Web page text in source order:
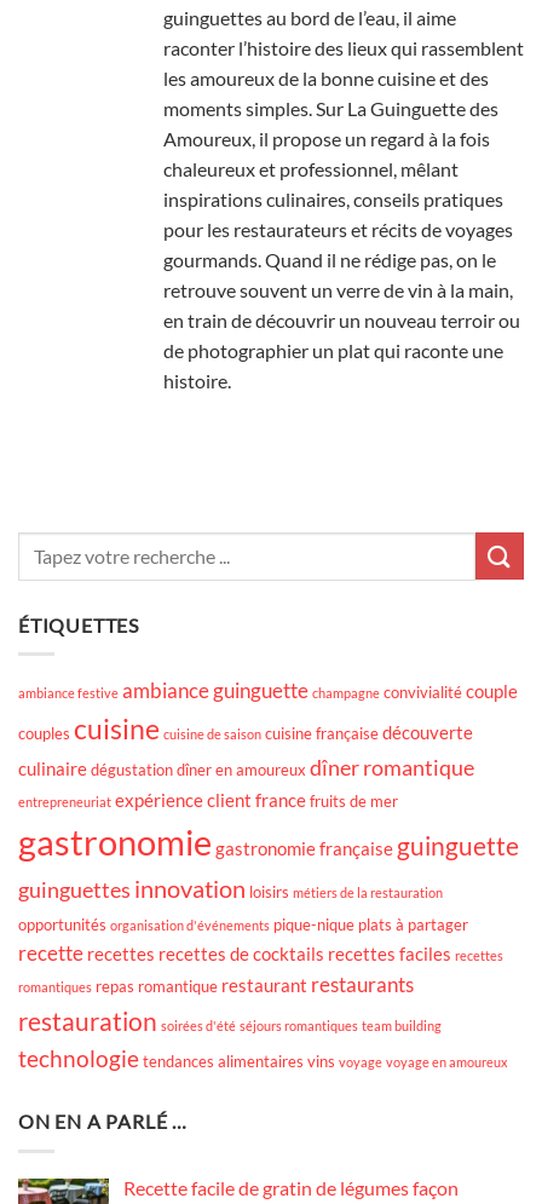
guinguettes au bord de l’eau, il aime
raconter l’histoire des lieux qui rassemblent
les amoureux de la bonne cuisine et des
moments simples. Sur La Guinguette des
Amoureux, il propose un regard à la fois
chaleureux et professionnel, mêlant
inspirations culinaires, conseils pratiques
pour les restaurateurs et récits de voyages
gourmands. Quand il ne rédige pas, on le
retrouve souvent un verre de vin à la main,
en train de découvrir un nouveau terroir ou
de photographier un plat qui raconte une
histoire.
ÉTIQUETTES
ambiance festive ambiance guinguette champagne convivialitécouple
couples cuisine cuisine de saison cuisine françaisedécouverte
culinairedégustationdîner en amoureux dîner romantique
entrepreneuriat expérience client francefruits de mer
gastronomie gastronomie française guinguette
guinguettes innovation loisirs métiers de la restauration
opportunités organisation d'événements pique-nique plats à partager
recette recettes recettes de cocktails recettes faciles recettes
romantiques repas romantique restaurant restaurants
restauration soirées d'été séjours romantiques team building
technologietendances alimentaires vins voyage voyage en amoureux
ON EN A PARLÉ …
Recette facile de gratin de légumes façon